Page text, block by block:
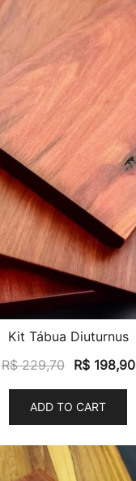
Kit Tábua Diuturnus
R$229,70 R$198,90
ADD TO CART